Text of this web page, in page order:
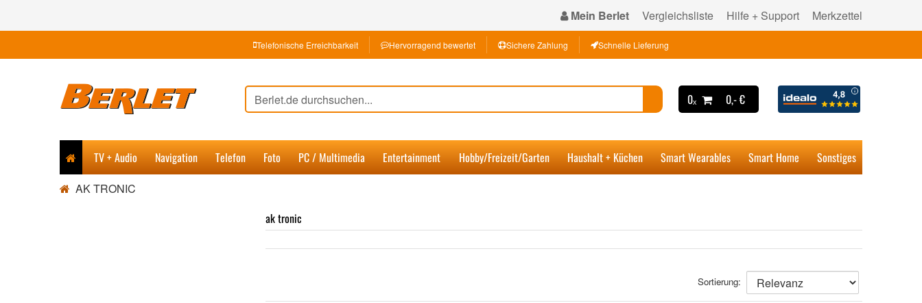
Mein Berlet Vergleichsliste Hilfe + Support Merkzettel
Telefonische Erreichbarkeit Hervorragend bewertet Sichere Zahlung Schnelle Lieferung
0ₓ 0,- €
TV + Audio Navigation Telefon Foto PC / Multimedia Entertainment Hobby/Freizeit/Garten Haushalt + Küchen Smart Wearables Smart Home Sonstiges
AK TRONIC
ak tronic
Sortierung: